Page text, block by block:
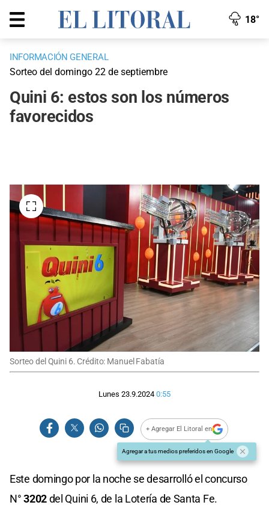
18°
INFORMACIÓN GENERAL
Sorteo del domingo 22 de septiembre
Quini 6: estos son los números
favorecidos
Sorteo del Quini 6. Crédito: Manuel Fabatía
Lunes 23.9.2024 0:55
+ Agregar El Litoral en
Agregar a tus medios preferidos en Google
Este domingo por la noche se desarrolló el concurso
N°3202del Quini 6, de la Lotería de Santa Fe.